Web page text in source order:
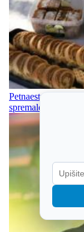
Petnaestak kuhara
spremale naše bake